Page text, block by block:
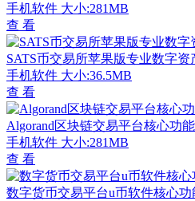
手机软件 大小:281MB
查 看
SATS币交易所苹果版专业数字资
手机软件 大小:36.5MB
查 看
Algorand区块链交易平台核心功
手机软件 大小:281MB
查 看
数字货币交易平台u币软件核心功